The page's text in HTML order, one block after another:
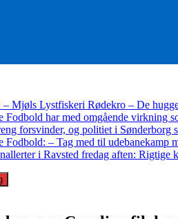
Mjøls Lystfiskeri Rødekro – De
Fodbold har med omgående virkning
forsvinder, og politiet i Sønderborg
Fodbold: – Tag med til udebanekamp
i Ravsted fredag aften: